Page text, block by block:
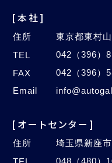
[本社]
住所
東京都東村
TEL
042（396）
FAX
042（396）
Email
[オートセンター]
住所
埼玉県新座
048（480）